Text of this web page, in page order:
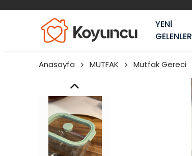
YENİ
GELENLER
Anasayfa MUTFAK Mutfak Gereci